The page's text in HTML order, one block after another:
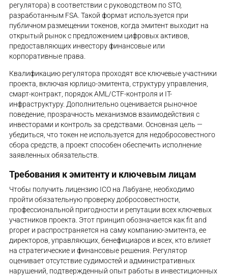
регулятора) в соответствии с руководством по STO,
разработанным FSA. Такой формат используется при
публичном размещении токенов, когда эмитент выходит на
открытый рынок с предложением цифровых активов,
предоставляющих инвестору финансовые или
корпоративные права.
Квалификацию регулятора проходят все ключевые участники
проекта, включая юрлицо-эмитента, структуру управления,
смарт-контракт, порядок AML/CTF-контроля и IT-
инфраструктуру. Дополнительно оценивается рыночное
поведение, прозрачность механизмов взаимодействия с
инвесторами и контроль за средствами. Основная цель —
убедиться, что токен не используется для недобросовестного
сбора средств, а проект способен обеспечить исполнение
заявленных обязательств.
Требования к эмитенту и ключевым лицам
Чтобы получить лицензию ICO на Лабуане, необходимо
пройти обязательную проверку добросовестности,
профессиональной пригодности и репутации всех ключевых
участников проекта. Этот принцип обозначается как fit and
proper и распространяется на саму компанию-эмитента, ее
директоров, управляющих, бенефициаров и всех, кто влияет
на стратегические и финансовые решения. Регулятор
оценивает отсутствие судимостей и административных
нарушений, подтвержденный опыт работы в инвестиционных